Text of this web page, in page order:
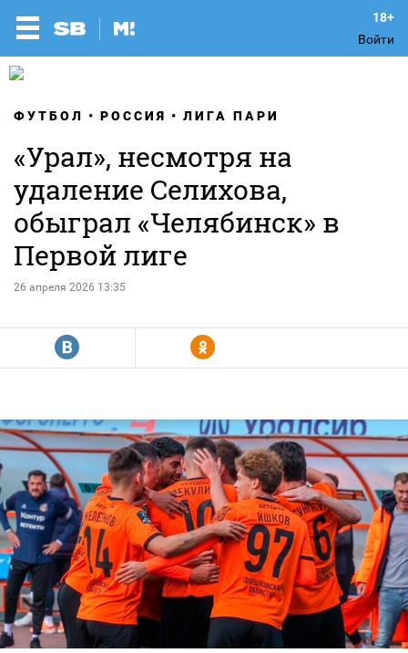
Войти
ФУТБОЛ РОССИЯ ЛИГА ПАРИ
«Урал», несмотря на
удаление Селихова,
обыграл «Челябинск» в
Первой лиге
26 апреля 2026 13:35
R Y